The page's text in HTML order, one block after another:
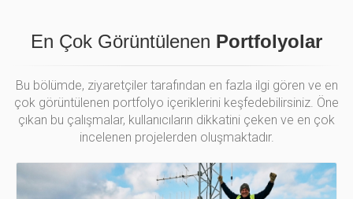
En Çok Görüntülenen Portfolyolar
Bu bölümde, ziyaretçiler tarafından en fazla ilgi gören ve en
çok görüntülenen portfolyo içeriklerini keşfedebilirsiniz. Öne
çıkan bu çalışmalar, kullanıcıların dikkatini çeken ve en çok
incelenen projelerden oluşmaktadır.